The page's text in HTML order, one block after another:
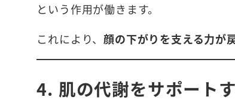
という作用が働きます。
これにより、顔の下がりを支える力が
4. 肌の代謝をサポート